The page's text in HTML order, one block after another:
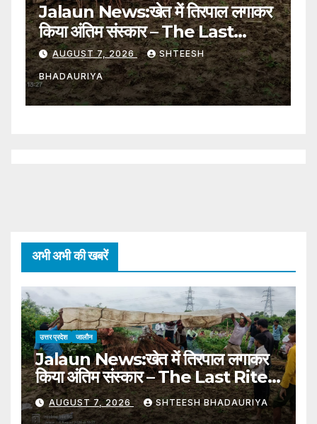
Jalaun News:खेत में तिरपाल लगाकर
किया अंतिम संस्कार – The Last
Rites Were Performed By
Putting A Tarpaulin In The
Field
AUGUST 7, 2026 SHTEESH
BHADAURIYA
अभी अभी की खबरें
उत्तर प्रदेश जालौन
Jalaun News:खेत में तिरपाल लगाकर
किया अंतिम संस्कार – The Last Rites
Were Performed By Putting
A Tarpaulin In The Field
AUGUST 7, 2026 SHTEESH BHADAURIYA